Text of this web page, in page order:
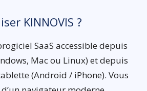
KINNOVIS ?
SaaS accessible depuis
Mac ou Linux) et depuis
(Android / iPhone). Vous